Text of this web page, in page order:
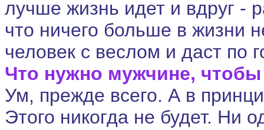
лучше жизнь идет и вдруг -
что ничего больше в жизни
человек с веслом и даст по
Что нужно мужчине,
Ум, прежде всего. А в
Этого никогда не будет. Ни